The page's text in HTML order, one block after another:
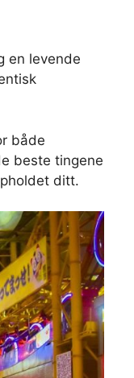
en levende
både
beste tingene
ditt.